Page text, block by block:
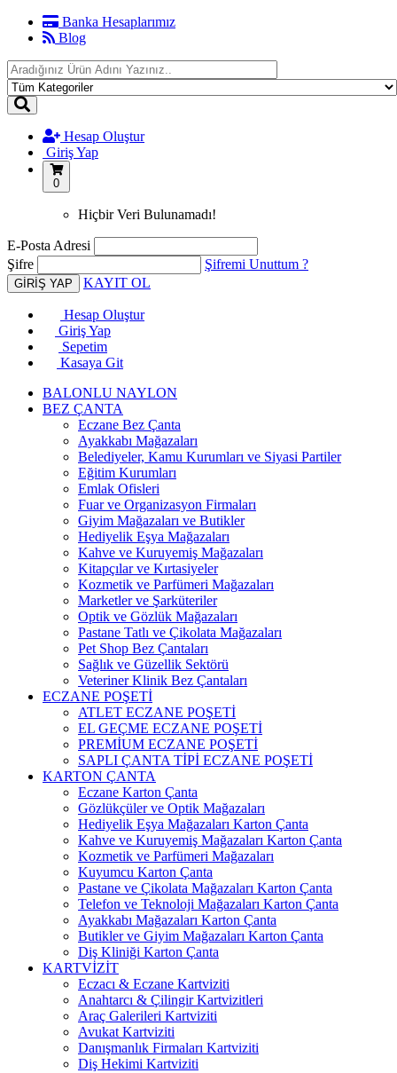
Banka Hesaplarımız
Blog
Hesap Oluştur
Giriş Yap
0
Hiçbir Veri Bulunamadı!
E-Posta Adresi
Şifre
Şifremi Unuttum ?
KAYIT OL
Hesap Oluştur
Giriş Yap
Sepetim
Kasaya Git
BALONLU NAYLON
BEZ ÇANTA
Eczane Bez Çanta
Ayakkabı Mağazaları
Belediyeler, Kamu Kurumları ve Siyasi Partiler
Eğitim Kurumları
Emlak Ofisleri
Fuar ve Organizasyon Firmaları
Giyim Mağazaları ve Butikler
Hediyelik Eşya Mağazaları
Kahve ve Kuruyemiş Mağazaları
Kitapçılar ve Kırtasiyeler
Kozmetik ve Parfümeri Mağazaları
Marketler ve Şarküteriler
Optik ve Gözlük Mağazaları
Pastane Tatlı ve Çikolata Mağazaları
Pet Shop Bez Çantaları
Sağlık ve Güzellik Sektörü
Veteriner Klinik Bez Çantaları
ECZANE POŞETİ
ATLET ECZANE POŞETİ
EL GEÇME ECZANE POŞETİ
PREMİUM ECZANE POŞETİ
SAPLI ÇANTA TİPİ ECZANE POŞETİ
KARTON ÇANTA
Eczane Karton Çanta
Gözlükçüler ve Optik Mağazaları
Hediyelik Eşya Mağazaları Karton Çanta
Kahve ve Kuruyemiş Mağazaları Karton Çanta
Kozmetik ve Parfümeri Mağazaları
Kuyumcu Karton Çanta
Pastane ve Çikolata Mağazaları Karton Çanta
Telefon ve Teknoloji Mağazaları Karton Çanta
Ayakkabı Mağazaları Karton Çanta
Butikler ve Giyim Mağazaları Karton Çanta
Diş Kliniği Karton Çanta
KARTVİZİT
Eczacı & Eczane Kartviziti
Anahtarcı & Çilingir Kartvizitleri
Araç Galerileri Kartviziti
Avukat Kartviziti
Danışmanlık Firmaları Kartviziti
Diş Hekimi Kartviziti